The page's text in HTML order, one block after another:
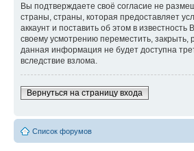
Вы подтверждаете своё согласие не
страны, страны, которая предоставляет
аккаунт и поставить об этом в
своему усмотрению переместить,
данная информация не будет доступна
вследствие взлома.
Вернуться на страницу входа
Список форумов